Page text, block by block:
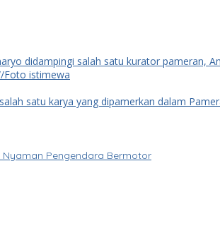
Nyaman Pengendara Bermotor